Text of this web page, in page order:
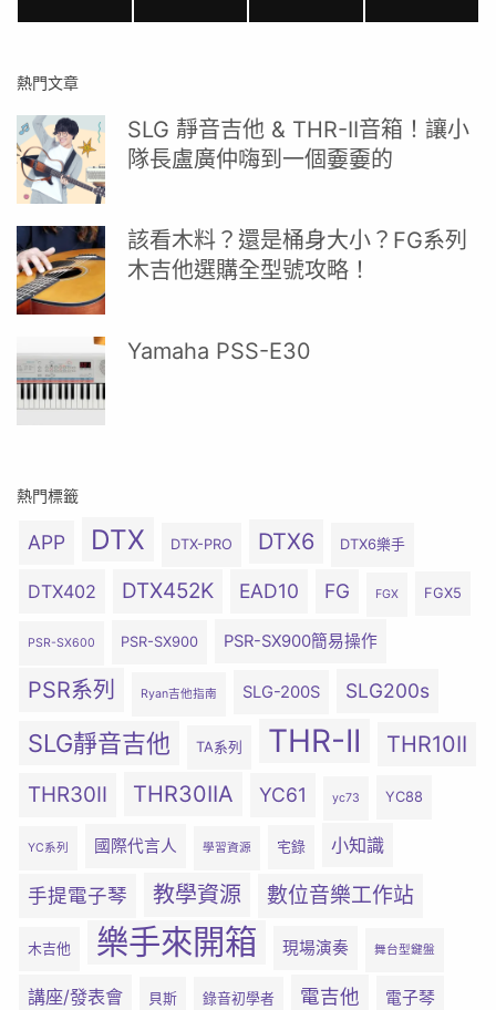
熱門文章
SLG 靜音吉他 & THR-II音箱！讓小
隊長盧廣仲嗨到一個嫑嫑的
該看木料？還是桶身大小？FG系列
木吉他選購全型號攻略！
Yamaha PSS-E30
熱門標籤
APP DTX DTX-PRO DTX6 DTX6樂手
DTX402 DTX452K EAD10 FG FGX FGX5
PSR-SX600 PSR-SX900 PSR-SX900簡易操作
PSR系列 Ryan吉他指南 SLG-200S SLG200s
SLG靜音吉他 TA系列 THR-II THR10II
THR30II THR30IIA YC61 yc73 YC88
YC系列 國際代言人 學習資源 宅錄 小知識
手提電子琴 教學資源 數位音樂工作站
木吉他 樂手來開箱 現場演奏 舞台型鍵盤
講座/發表會 貝斯 錄音初學者 電吉他 電子琴